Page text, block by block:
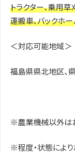
トラクター、乗用草
運搬車、バックホ
＜対応可能地域＞
福島県県北地区、
※農業機械以外は
※程度・状態によ